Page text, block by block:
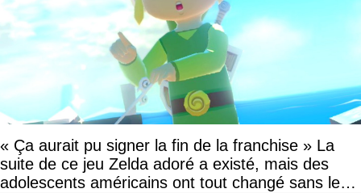
« Ça aurait pu signer la fin de la franchise » La
suite de ce jeu Zelda adoré a existé, mais des
adolescents américains ont tout changé sans le